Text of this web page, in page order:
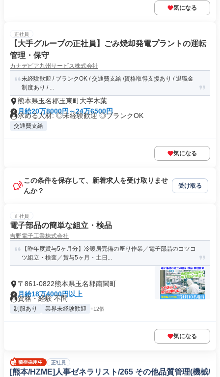
気になる
正社員
【大手グループの正社員】ごみ焼却発電プラントの運転
管理・保守
カナデビア九州サービス株式会社
未経験歓迎 / ブランクOK / 交通費支給 /資格取得支援あり / 退職金
制度あり / ...
熊本県玉名郡玉東町大字木葉
月給20万8000円～24万6500円
求める人材: ◎未経験歓迎 ◎ブランクOK
交通費支給
気になる
この条件を保存して、新着求人を受け取りませ
んか？
受け取る
正社員
電子部品の簡単な組立・検品
吉野電子工業株式会社
【昨年度賞与5ヶ月分】冷暖房完備の座り作業／電子部品のコツコ
ツ組立・検査／賞与5ヶ月・土日...
〒861-0822熊本県玉名郡南関町
月給18万4000円以上
資格・経験 不問
制服あり 業界未経験歓迎 +12個
気になる
正社員
[熊本/HZME]人事ゼネラリスト/265 その他品質管理(機械/